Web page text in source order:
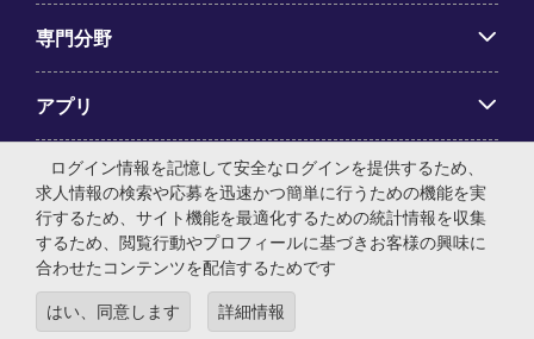
専門分野
アプリ
Employer Centre
© マイケル・ペイジ・インターナショナル・ジャパン株式会
社 法人番号：0104-01-043253 本社所在地：〒105-0001 東
ログイン情報を記憶して安全なログインを提供するため、
求人情報の検索や応募を迅速かつ簡単に行うための機能を実
行するため、サイト機能を最適化するための統計情報を収集
するため、閲覧行動やプロフィールに基づきお客様の興味に
合わせたコンテンツを配信するためです
はい、同意します 詳細情報